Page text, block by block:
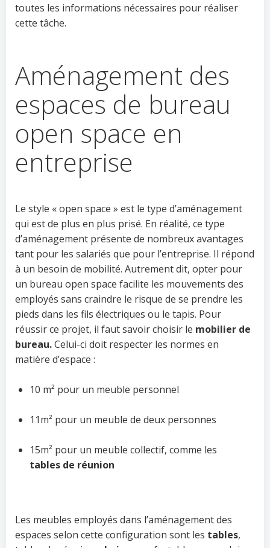
toutes les informations nécessaires pour réaliser
cette tâche.
Aménagement des
espaces de bureau
open space en
entreprise
Le style « open space » est le type d’aménagement
qui est de plus en plus prisé. En réalité, ce type
d’aménagement présente de nombreux avantages
tant pour les salariés que pour l’entreprise. Il répond
à un besoin de mobilité. Autrement dit, opter pour
un bureau open space facilite les mouvements des
employés sans craindre le risque de se prendre les
pieds dans les fils électriques ou le tapis. Pour
réussir ce projet, il faut savoir choisir le mobilier de
bureau.Celui-ci doit respecter les normes en
matière d’espace :
10 m² pour un meuble personnel
11m² pour un meuble de deux personnes
15m² pour un meuble collectif, comme les
tables de réunion
Les meubles employés dans l’aménagement des
espaces selon cette configuration sont les tables,